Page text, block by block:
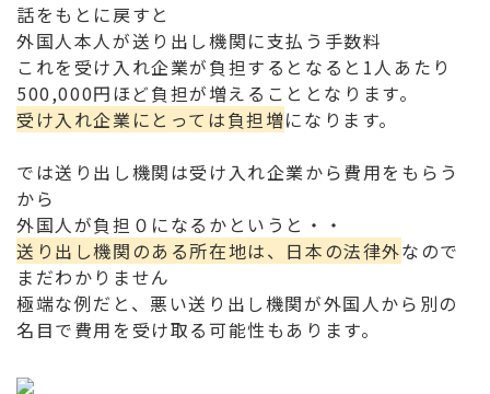
話をもとに戻すと
外国人本人が送り出し機関に支払う手数料
これを受け入れ企業が負担するとなると1人あたり
500,000円ほど負担が増えることとなります。
受け入れ企業にとっては負担増になります。
では送り出し機関は受け入れ企業から費用をもらう
から
外国人が負担０になるかというと・・
送り出し機関のある所在地は、日本の法律外なので
まだわかりません
極端な例だと、悪い送り出し機関が外国人から別の
名目で費用を受け取る可能性もあります。